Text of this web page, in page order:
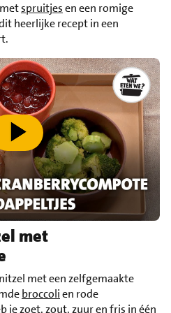
spruitjesen een romige
heerlijke recept in een
video af
met
met een zelfgemaakte
broccolien rode
je zoet, zout, zuur en fris in één